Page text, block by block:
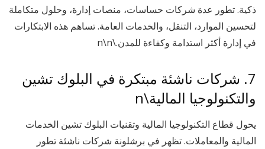
ذكية. تطور عدة شركات حساسات، منصات إدارة، وحلول متكاملة
لتحسين الموارد، التنقل، والخدمات العامة. تساهم هذه الابتكارات
في إدارة أكثر استدامة وكفاءة للمدن.\n\n
7. شركات ناشئة مبتكرة في البلوك تشين
والتكنولوجيا المالية\n
يحول قطاع التكنولوجيا المالية وتقنيات البلوك تشين الخدمات
المالية والمعاملات. تظهر في برشلونة شركات ناشئة تطور